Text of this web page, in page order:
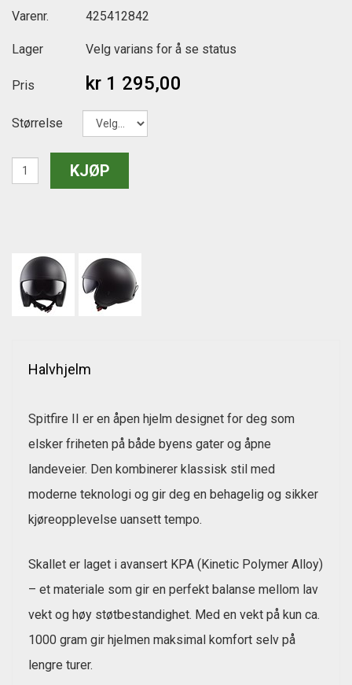
Varenr. 425412842
Lager Velg varians for å se status
Pris kr 1 295,00
Størrelse
Halvhjelm
Spitfire II er en åpen hjelm designet for deg som
elsker friheten på både byens gater og åpne
landeveier. Den kombinerer klassisk stil med
moderne teknologi og gir deg en behagelig og sikker
kjøreopplevelse uansett tempo.
Skallet er laget i avansert KPA (Kinetic Polymer Alloy)
– et materiale som gir en perfekt balanse mellom lav
vekt og høy støtbestandighet. Med en vekt på kun ca.
1000 gram gir hjelmen maksimal komfort selv på
lengre turer.